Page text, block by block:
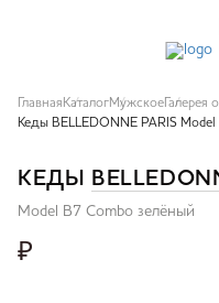
Главная КаталогМужское Галерея
Кеды BELLEDONNE PARIS
КЕДЫ
Model B7 Combo зелёный
₽